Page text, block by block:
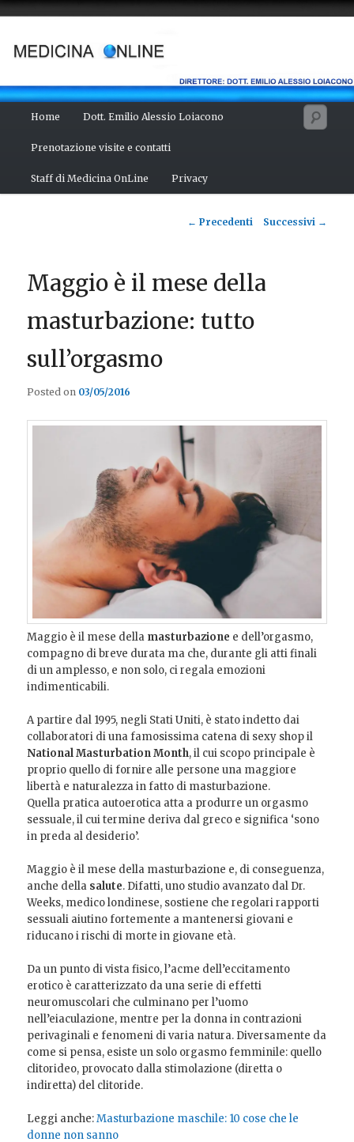
contenuto
principale
Home Dott. Emilio Alessio Loiacono
Prenotazione visite e contatti
Staff di Medicina OnLine Privacy
Navigazione
← Precedenti Successivi →
Maggio è il mese della
masturbazione: tutto
sull’orgasmo
Posted on 03/05/2016
Maggio è il mese della masturbazione e dell’orgasmo,
compagno di breve durata ma che, durante gli atti finali
di un amplesso, e non solo, ci regala emozioni
indimenticabili.
A partire dal 1995, negli Stati Uniti, è stato indetto dai
collaboratori di una famosissima catena di sexy shop il
National Masturbation Month, il cui scopo principale è
proprio quello di fornire alle persone una maggiore
libertà e naturalezza in fatto di masturbazione.
Quella pratica autoerotica atta a produrre un orgasmo
sessuale, il cui termine deriva dal greco e significa ‘sono
in preda al desiderio’.
Maggio è il mese della masturbazione e, di conseguenza,
anche della salute. Difatti, uno studio avanzato dal Dr.
Weeks, medico londinese, sostiene che regolari rapporti
sessuali aiutino fortemente a mantenersi giovani e
riducano i rischi di morte in giovane età.
Da un punto di vista fisico, l’acme dell’eccitamento
erotico è caratterizzato da una serie di effetti
neuromuscolari che culminano per l’uomo
nell’eiaculazione, mentre per la donna in contrazioni
perivaginali e fenomeni di varia natura. Diversamente da
come si pensa, esiste un solo orgasmo femminile: quello
clitorideo, provocato dalla stimolazione (diretta o
indiretta) del clitoride.
Leggi anche:Masturbazione maschile: 10 cose che le
donne non sanno